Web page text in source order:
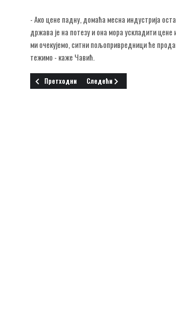
- Ако цене падну, домаћа месна индустрија
држава је на потезу и она мора ускладити
ми очекујемо, ситни пољопривредници ће
тежимо - каже Чавић.
Претходни чланак: Први приватни старачки
Претходни Следећи чланак: Средства
Следећи